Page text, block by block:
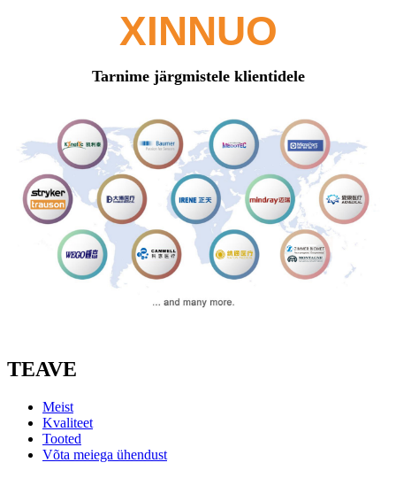
XINNUO
Tarnime järgmistele klientidele
TEAVE
Meist
Kvaliteet
Tooted
Võta meiega ühendust